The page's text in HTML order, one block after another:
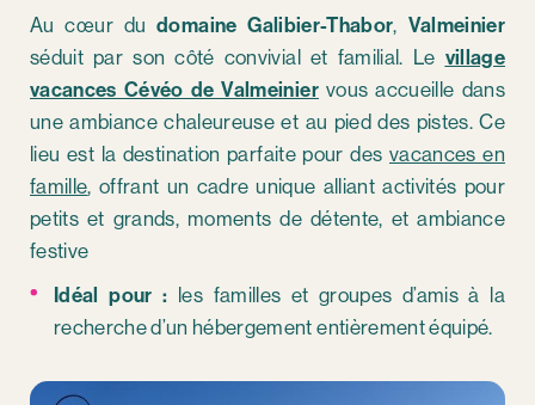
Au cœur dudomaine Galibier-Thabor, Valmeinier
séduit par son côté convivial et familial. Le village
vacances Cévéo de Valmeiniervous accueille dans
une ambiance chaleureuse et au pied des pistes. Ce
lieu est la destination parfaite pour desvacances en
famille, offrant un cadre unique alliant activités pour
petits et grands, moments de détente, et ambiance
festive
Idéal pour : les familles et groupes d’amis à la
recherche d’un hébergement entièrement équipé.